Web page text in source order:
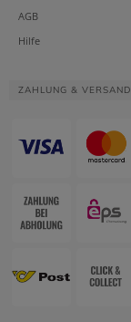
AGB
Hilfe
ZAHLUNG & VERSAND